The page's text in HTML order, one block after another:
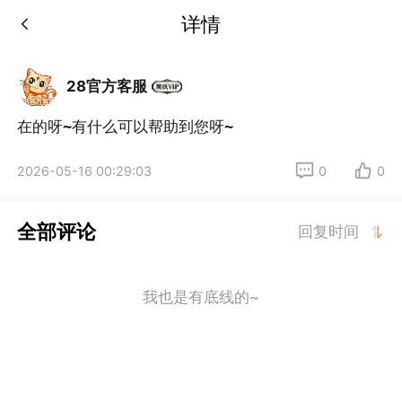
详情
28官方客服
在的呀~有什么可以帮助到您呀~
2026-05-16 00:29:03 0 0
全部评论 回复时间
我也是有底线的~